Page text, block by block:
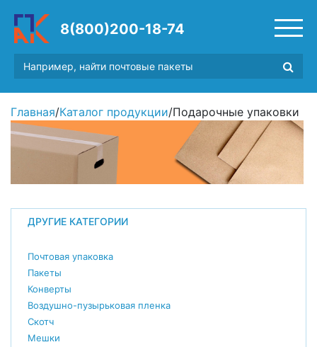
8(800)200-18-74
Главная/Каталог продукции/Подарочные упаковки
ДРУГИЕ КАТЕГОРИИ
Почтовая упаковка
Пакеты
Конверты
Воздушно-пузырьковая пленка
Скотч
Мешки